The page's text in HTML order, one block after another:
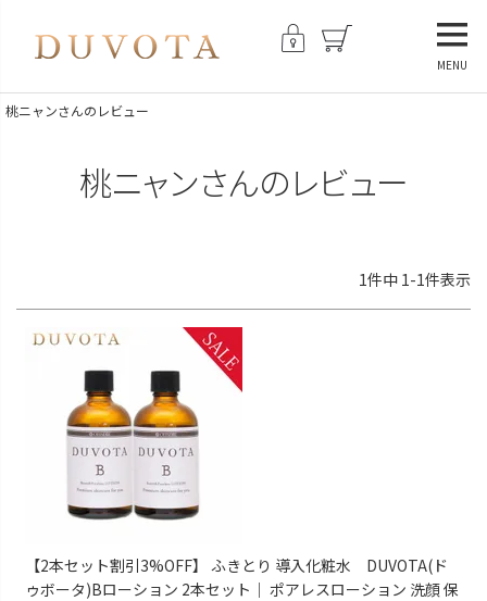
MENU
桃ニャンさんのレビュー
桃ニャンさんのレビュー
1件中 1-1件表示
【2本セット割引3%OFF】 ふきとり 導入化粧水 DUVOTA(ド
ゥボータ)Bローション 2本セット｜ ポアレスローション 洗顔 保